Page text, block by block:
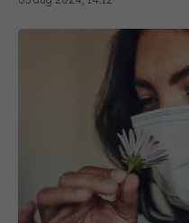
De ce persistă
chiar și după mult timp?
05 mar 2026, 10:47